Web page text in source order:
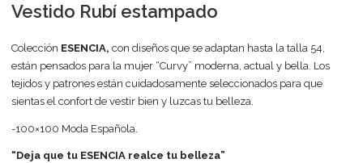
Vestido Rubí estampado
Colección ESENCIA,con diseños que se adaptan hasta la talla 54,
están pensados para la mujer “Curvy” moderna, actual y bella. Los
tejidos y patrones están cuidadosamente seleccionados para que
sientas el confort de vestir bien y luzcas tu belleza.
-100×100 Moda Española.
“Deja que tu ESENCIA realce tu belleza”